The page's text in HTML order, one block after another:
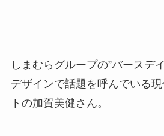
しまむらグループの”バースデ
デザインで話題を呼んでいる
トの加賀美健さん。